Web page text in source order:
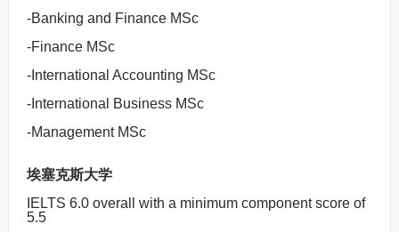
-Banking and Finance MSc
-Finance MSc
-International Accounting MSc
-International Business MSc
-Management MSc
埃塞克斯大学
IELTS 6.0 overall with a minimum component score of
5.5